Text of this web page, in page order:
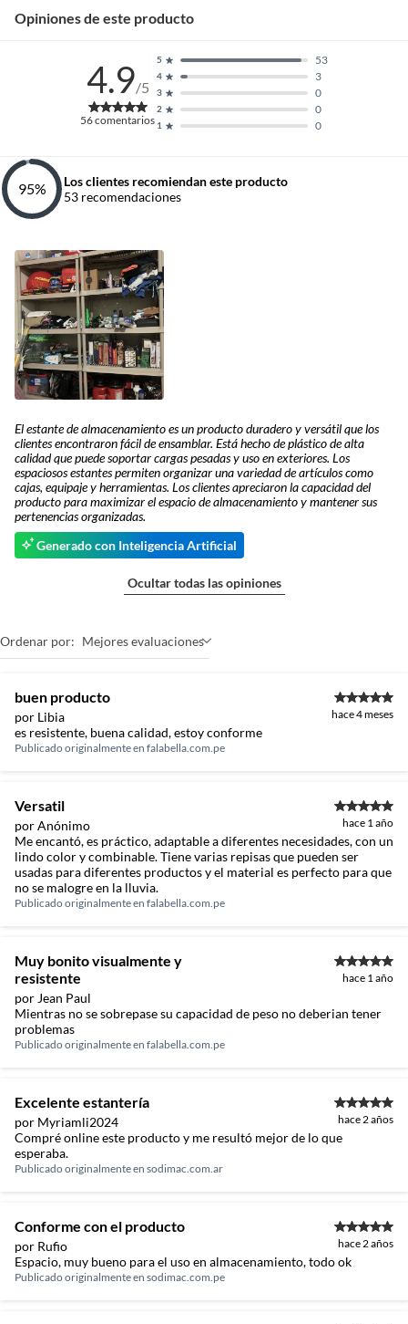
Opiniones de este producto
4.9/5
56comentarios 1 0
2 0
3 0
4 3
5 53
95%
Los clientes recomiendan este producto
53 recomendaciones
El estante de almacenamiento es un producto duradero y versátil que los
clientes encontraron fácil de ensamblar. Está hecho de plástico de alta
calidad que puede soportar cargas pesadas y uso en exteriores. Los
espaciosos estantes permiten organizar una variedad de artículos como
cajas, equipaje y herramientas. Los clientes apreciaron la capacidad del
producto para maximizar el espacio de almacenamiento y mantener sus
pertenencias organizadas.
Generado con Inteligencia Artificial
Ocultar todas las opiniones
Ordenar por: Mejores evaluaciones
buen producto
por Libia hace 4 meses
es resistente, buena calidad, estoy conforme
Publicado originalmente en falabella.com.pe
Versatil
por Anónimo hace 1 año
Me encantó, es práctico, adaptable a diferentes necesidades, con un
lindo color y combinable. Tiene varias repisas que pueden ser
usadas para diferentes productos y el material es perfecto para que
no se malogre en la lluvia.
Publicado originalmente en falabella.com.pe
Muy bonito visualmente y
resistente
por Jean Paul
hace 1 año
Mientras no se sobrepase su capacidad de peso no deberian tener
problemas
Publicado originalmente en falabella.com.pe
Excelente estantería
por Myriamli2024 hace 2 años
Compré online este producto y me resultó mejor de lo que
esperaba.
Publicado originalmente en sodimac.com.ar
Conforme con el producto
por Rufio hace 2 años
Espacio, muy bueno para el uso en almacenamiento, todo ok
Publicado originalmente en sodimac.com.pe